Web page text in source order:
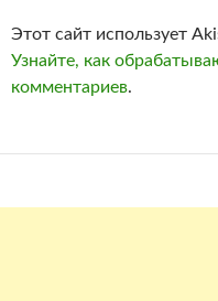
Этот сайт использует
Узнайте, как
комментариев.